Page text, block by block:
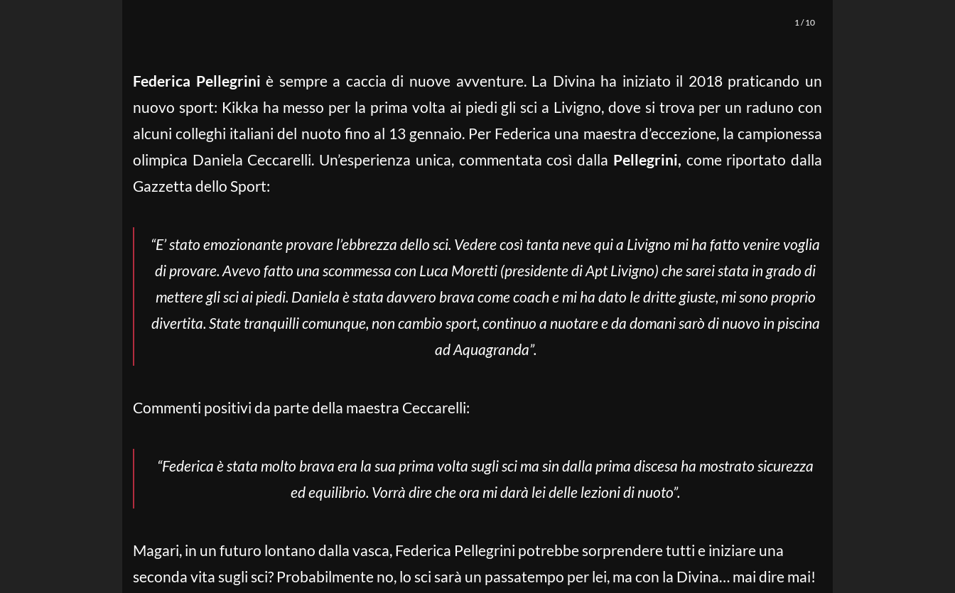
1/10
Federica Pellegrini è sempre a caccia di nuove avventure. La Divina ha iniziato il 2018 praticando un
nuovo sport: Kikka ha messo per la prima volta ai piedi gli sci a Livigno, dove si trova per un raduno con
alcuni colleghi italiani del nuoto fino al 13 gennaio. Per Federica una maestra d’eccezione, la campionessa
olimpica Daniela Ceccarelli. Un’esperienza unica, commentata così dalla Pellegrini, come riportato dalla
Gazzetta dello Sport:
“E’ stato emozionante provare l’ebbrezza dello sci. Vedere così tanta neve qui a Livigno mi ha fatto venire voglia
di provare. Avevo fatto una scommessa con Luca Moretti (presidente di Apt Livigno) che sarei stata in grado di
mettere gli sci ai piedi. Daniela è stata davvero brava come coach e mi ha dato le dritte giuste, mi sono proprio
divertita. State tranquilli comunque, non cambio sport, continuo a nuotare e da domani sarò di nuovo in piscina
ad Aquagranda”.
Commenti positivi da parte della maestra Ceccarelli:
“Federica è stata molto brava era la sua prima volta sugli sci ma sin dalla prima discesa ha mostrato sicurezza
ed equilibrio. Vorrà dire che ora mi darà lei delle lezioni di nuoto”.
Magari, in un futuro lontano dalla vasca, Federica Pellegrini potrebbe sorprendere tutti e iniziare una
seconda vita sugli sci? Probabilmente no, lo sci sarà un passatempo per lei, ma con la Divina… mai dire mai!